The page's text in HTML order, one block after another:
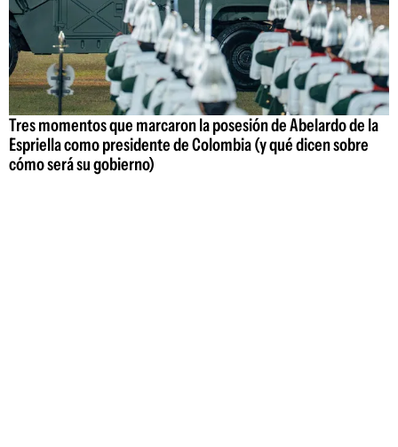
Tres momentos que marcaron la posesión de Abelardo de la
Espriella como presidente de Colombia (y qué dicen sobre
cómo será su gobierno)